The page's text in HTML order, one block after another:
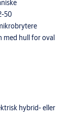
50
med hull for oval
hybrid- eller